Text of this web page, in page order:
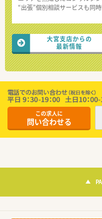
“出張”個別相談サービスも同時
大宮支店からの
最新情報
この求人に
問い合わせる